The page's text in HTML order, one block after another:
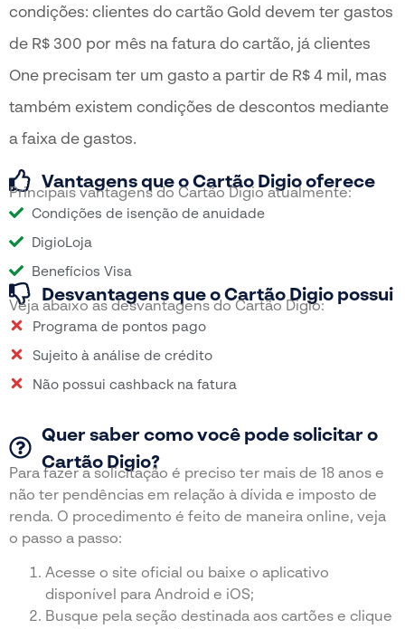
condições: clientes do cartão Gold devem ter gastos
de R$ 300 por mês na fatura do cartão, já clientes
One precisam ter um gasto a partir de R$ 4 mil, mas
também existem condições de descontos mediante
a faixa de gastos.
Vantagens que o Cartão Digio oferece
Principais vantagens do Cartão Digio atualmente:
Condições de isenção de anuidade
DigioLoja
Benefícios Visa
Desvantagens que o Cartão Digio possui
Veja abaixo as desvantagens do Cartão Digio:
Programa de pontos pago
Sujeito à análise de crédito
Não possui cashback na fatura
Quer saber como você pode solicitar o
Cartão Digio?
Para fazer a solicitação é preciso ter mais de 18 anos e
não ter pendências em relação à dívida e imposto de
renda. O procedimento é feito de maneira online, veja
o passo a passo:
Acesse o site oficial ou baixe o aplicativo
disponível para Android e iOS;
Busque pela seção destinada aos cartões e clique